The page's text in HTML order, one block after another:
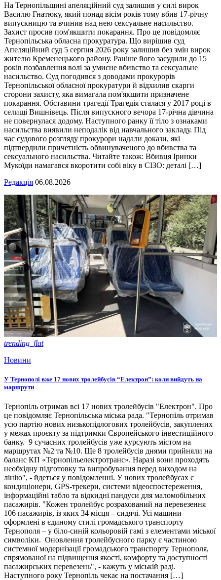
На Тернопільщині апеляційний суд залишив у силі вирок
Василю Гнатюку, який понад вісім років тому вбив 17-річну
випускницю та вчинив над нею сексуальне насильство.
Захист просив пом'якшити покарання. Про це повідомляє
Тернопільська обласна прокуратура. Що вирішив суд
Апеляційний суд 5 серпня 2026 року залишив без змін вирок
жителю Кременецького району. Раніше його засудили до 15
років позбавлення волі за умисне вбивство та сексуальне
насильство. Суд погодився з доводами прокурорів
Тернопільської обласної прокуратури й відхилив скарги
сторони захисту, яка вимагала пом'якшити призначене
покарання. Обставини трагедії Трагедія сталася у 2017 році в
селищі Вишнівець. Після випускного вечора 17-річна дівчина
не повернулася додому. Наступного ранку її тіло з ознаками
насильства виявили неподалік від навчального закладу. Під
час судового розгляду прокурори надали докази, які
підтвердили причетність обвинуваченого до вбивства та
сексуального насильства. Читайте також: Вбивця Іринки
Мукоїди намагався вкоротити собі віку в СІЗО: деталі […]
Редакція 06.08.2026
trending_flat
Новини
У Тернополі вже 17 нових тролейбусів “Електрон”: коли вийдуть на
маршрути
Тернопіль отримав всі 17 нових тролейбусів "Електрон". Про
це повідомляє Тернопільська міська рада. "Тернопіль отримав
усю партію нових низькопідлогових тролейбусів, закуплених
у межах проєкту за підтримки Європейського інвестиційного
банку. 9 сучасних тролейбусів уже курсують містом на
маршрутах №2 та №10. Ще 8 тролейбусів днями прийняли на
баланс КП «Тернопільелектротранс». Наразі вони проходять
необхідну підготовку та випробування перед виходом на
лінію", - йдеться у повідомленні. У нових тролейбусах є
кондиціонери, GPS-трекери, системи відеоспостереження,
інформаційні табло та відкидні пандуси для маломобільних
пасажирів. "Кожен тролейбус розрахований на перевезення
106 пасажирів, із яких 34 місця – сидячі. Усі машини
оформлені в єдиному стилі громадського транспорту
Тернополя – у біло-синій кольоровій гамі з елементами міської
символіки. Оновлення тролейбусного парку є частиною
системної модернізації громадського транспорту Тернополя,
спрямованої на підвищення якості, комфорту та доступності
пасажирських перевезень", - кажуть у міській раді.
Наступного року Тернопіль чекає на постачання […]